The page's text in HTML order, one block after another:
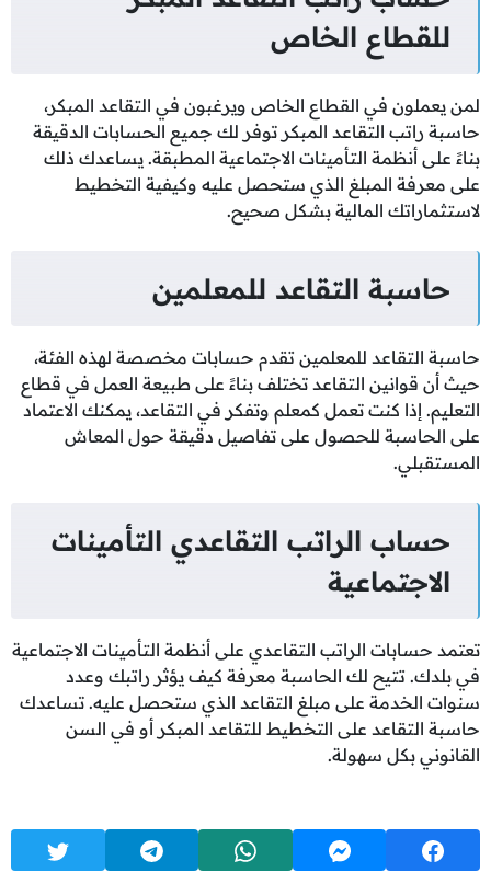
للقطاع الخاص
لمن يعملون في القطاع الخاص ويرغبون في التقاعد المبكر،
حاسبة راتب التقاعد المبكر توفر لك جميع الحسابات الدقيقة
بناءً على أنظمة التأمينات الاجتماعية المطبقة. يساعدك ذلك
على معرفة المبلغ الذي ستحصل عليه وكيفية التخطيط
لاستثماراتك المالية بشكل صحيح.
حاسبة التقاعد للمعلمين
حاسبة التقاعد للمعلمين تقدم حسابات مخصصة لهذه الفئة،
حيث أن قوانين التقاعد تختلف بناءً على طبيعة العمل في قطاع
التعليم. إذا كنت تعمل كمعلم وتفكر في التقاعد، يمكنك الاعتماد
على الحاسبة للحصول على تفاصيل دقيقة حول المعاش
المستقبلي.
حساب الراتب التقاعدي التأمينات
الاجتماعية
تعتمد حسابات الراتب التقاعدي على أنظمة التأمينات الاجتماعية
في بلدك. تتيح لك الحاسبة معرفة كيف يؤثر راتبك وعدد
سنوات الخدمة على مبلغ التقاعد الذي ستحصل عليه. تساعدك
حاسبة التقاعد على التخطيط للتقاعد المبكر أو في السن
القانوني بكل سهولة.